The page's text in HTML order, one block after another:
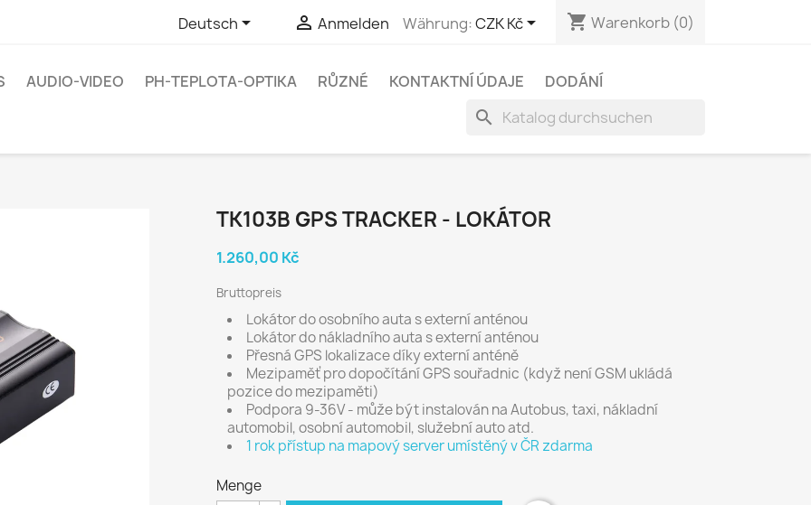
Deutsch  Anmelden Währung:CZK Kč shopping_cart Warenkorb (0)
AUDIO-VIDEO PH-TEPLOTA-OPTIKA RŮZNÉ KONTAKTNÍ ÚDAJE DODÁNÍ
search
TK103B GPS TRACKER - LOKÁTOR
1.260,00 Kč
Bruttopreis
Lokátor do osobního auta s externí anténou
Lokátor do nákladního auta s externí anténou
Přesná GPS lokalizace díky externí anténě
Mezipaměť pro dopočítání GPS souřadnic (když není GSM ukládá
pozice do mezipaměti)
Podpora 9-36V- můžebýt instalován naAutobus, taxi, nákladní
automobil, osobníautomobil, služebníautoatd.
1 rok přístup na mapový server umístěný v ČR zdarma
Menge